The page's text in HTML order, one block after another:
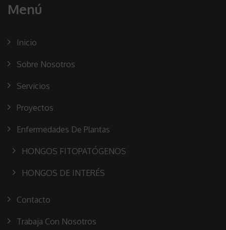
Menú
Inicio
Sobre Nosotros
Servicios
Proyectos
Enfermedades De Plantas
HONGOS FITOPATÓGENOS
HONGOS DE INTERÉS
Contacto
Trabaja Con Nosotros